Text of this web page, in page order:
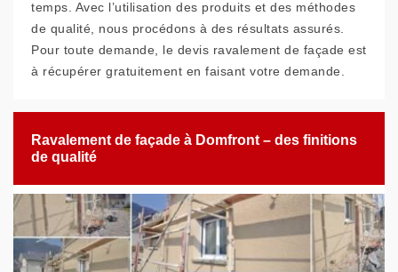
temps. Avec l’utilisation des produits et des méthodes
de qualité, nous procédons à des résultats assurés.
Pour toute demande, le devis ravalement de façade est
à récupérer gratuitement en faisant votre demande.
Ravalement de façade à Domfront – des finitions
de qualité